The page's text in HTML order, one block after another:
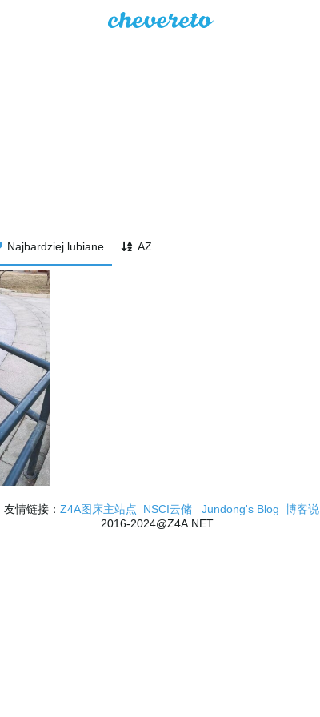
Najbardziej lubiane AZ
友情链接： Z4A图床主站点 NSCI云储 Jundong's Blog 博客说
2016-2024@Z4A.NET